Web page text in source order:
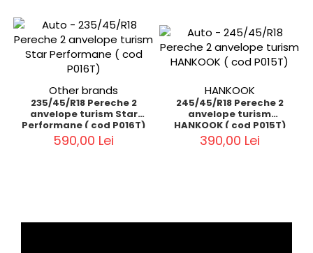
Other brands
235/45/R18 Pereche 2
anvelope turism Star
Performane ( cod P016T)
590,00 Lei
HANKOOK
245/45/R18 Pereche 2
anvelope turism
HANKOOK ( cod P015T)
390,00 Lei